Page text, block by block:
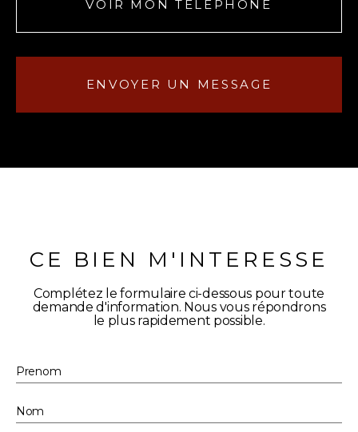
VOIR MON TELEPHONE
ENVOYER UN MESSAGE
CE BIEN M'INTERESSE
Complétez le formulaire ci-dessous pour toute
demande d'information. Nous vous répondrons
le plus rapidement possible.